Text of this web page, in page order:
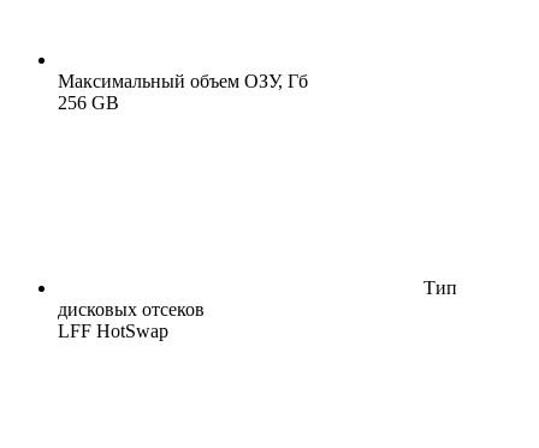
Максимальный объем ОЗУ, Гб
256 GB
Тип
дисковых отсеков
LFF HotSwap